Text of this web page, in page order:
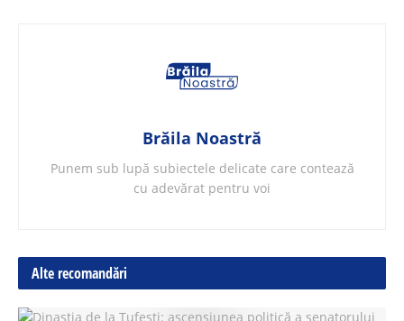
Brăila Noastră
Punem sub lupă subiectele delicate care contează
cu adevărat pentru voi
Alte recomandări